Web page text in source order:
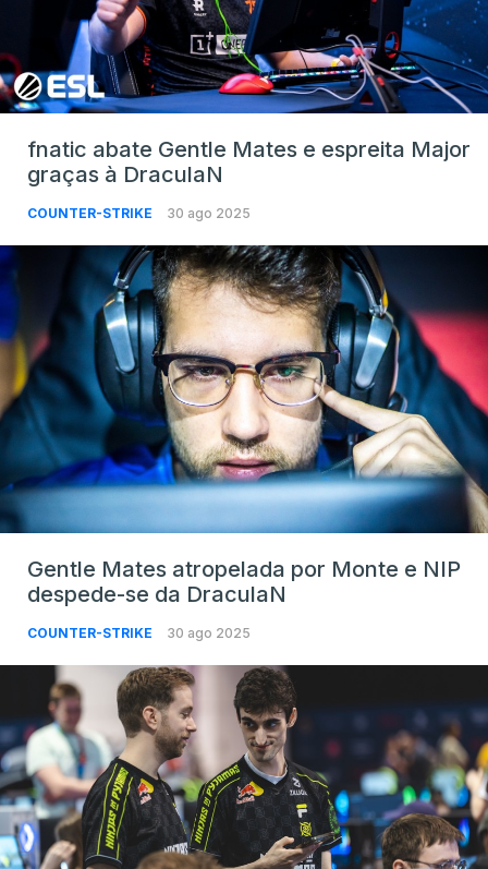
fnatic abate Gentle Mates e espreita Major
graças à DraculaN
COUNTER-STRIKE 30 ago 2025
Gentle Mates atropelada por Monte e NIP
despede-se da DraculaN
COUNTER-STRIKE 30 ago 2025